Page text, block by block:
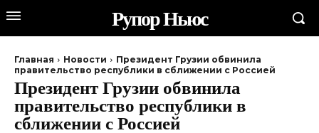
Рупор Ньюс
Главная Новости
Президент Грузии обвинила
правительство республики в сближении с Россией
Президент Грузии обвинила
правительство республики в
сближении с Россией